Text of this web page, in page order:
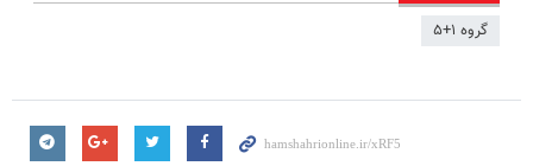
گروه ۱+۵